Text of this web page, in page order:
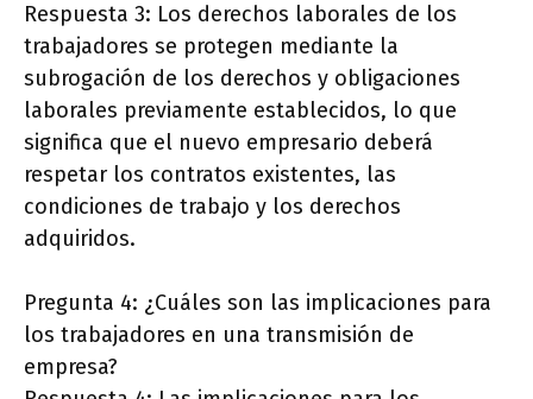
Respuesta 3: Los derechos laborales de los
trabajadores se protegen mediante la
subrogación de los derechos y obligaciones
laborales previamente establecidos, lo que
significa que el nuevo empresario deberá
respetar los contratos existentes, las
condiciones de trabajo y los derechos
adquiridos.
Pregunta 4: ¿Cuáles son las implicaciones para
los trabajadores en una transmisión de
empresa?